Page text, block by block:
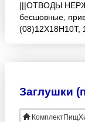
|||ОТВОДЫ
бесшовные,